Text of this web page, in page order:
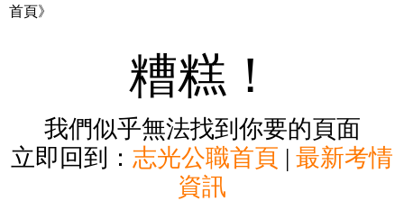
首頁》
糟糕！
我們似乎無法找到你要的頁面
立即回到： 志光公職首頁 | 最新考情
資訊